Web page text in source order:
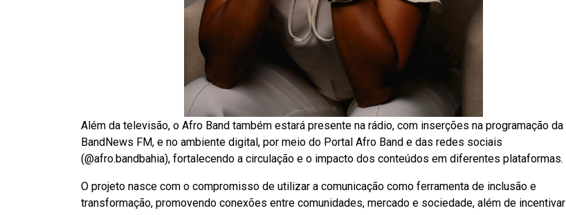
Além da televisão, o Afro Band também estará presente na rádio, com inserções na programação da
BandNews FM, e no ambiente digital, por meio do Portal Afro Band e das redes sociais
(@afro.bandbahia), fortalecendo a circulação e o impacto dos conteúdos em diferentes plataformas.
O projeto nasce com o compromisso de utilizar a comunicação como ferramenta de inclusão e
transformação, promovendo conexões entre comunidades, mercado e sociedade, além de incentivar